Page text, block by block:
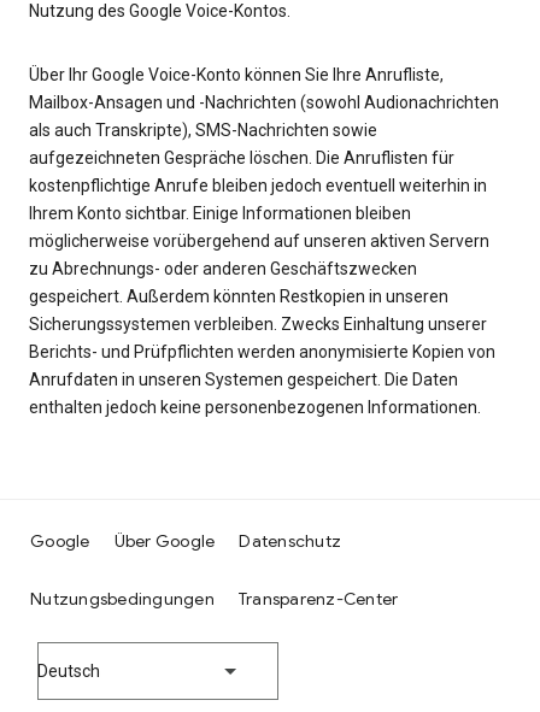
Nutzung des Google Voice-Kontos.
Über Ihr Google Voice-Konto können Sie Ihre Anrufliste,
Mailbox-Ansagen und -Nachrichten (sowohl Audionachrichten
als auch Transkripte), SMS-Nachrichten sowie
aufgezeichneten Gespräche löschen. Die Anruflisten für
kostenpflichtige Anrufe bleiben jedoch eventuell weiterhin in
Ihrem Konto sichtbar. Einige Informationen bleiben
möglicherweise vorübergehend auf unseren aktiven Servern
zu Abrechnungs- oder anderen Geschäftszwecken
gespeichert. Außerdem könnten Restkopien in unseren
Sicherungssystemen verbleiben. Zwecks Einhaltung unserer
Berichts- und Prüfpflichten werden anonymisierte Kopien von
Anrufdaten in unseren Systemen gespeichert. Die Daten
enthalten jedoch keine personenbezogenen Informationen.
Google Über Google Datenschutz
Nutzungsbedingungen Transparenz-Center
Deutsch